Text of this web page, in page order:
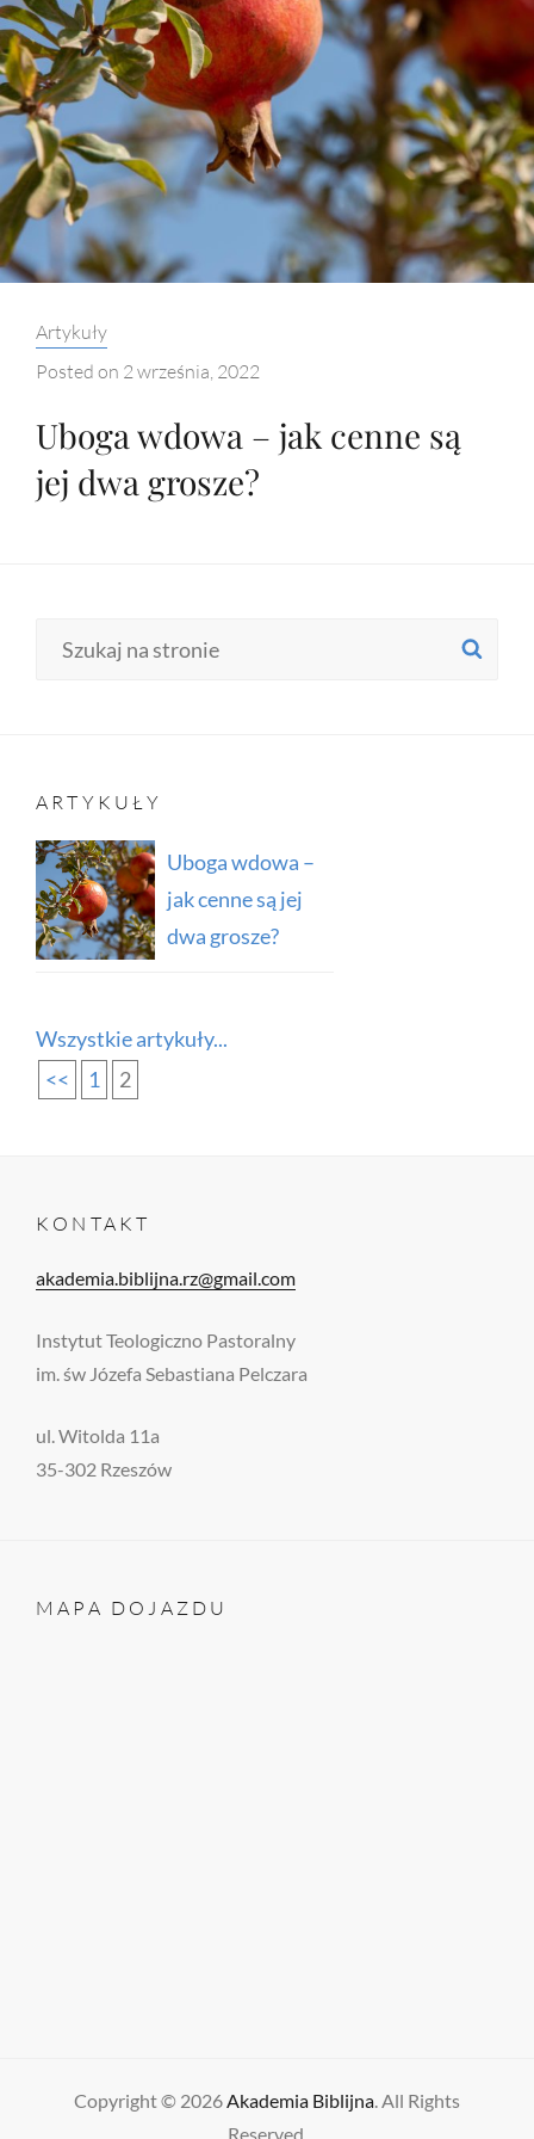
Categories:
Artykuły
Posted on 2 września, 2022
Uboga wdowa – jak cenne są
jej dwa grosze?
ARTYKUŁY
Uboga wdowa –
jak cenne są jej
dwa grosze?
Wszystkie artykuły...
<<
1 2
KONTAKT
akademia.biblijna.rz@gmail.com
Instytut Teologiczno Pastoralny
im. św Józefa Sebastiana Pelczara
ul. Witolda 11a
35-302 Rzeszów
MAPA DOJAZDU
Copyright © 2026Akademia Biblijna. All Rights
Reserved.